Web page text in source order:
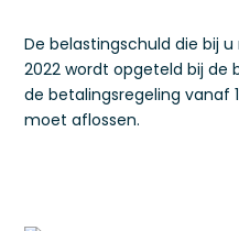
De belastingschuld die bij
2022 wordt opgeteld bij de
de betalingsregeling vanaf
moet aflossen.